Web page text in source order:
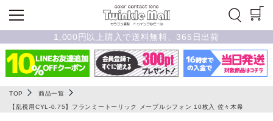
1,000円以上購入で送料無料、365日出荷
TOP
商品一覧
【乱視用CYL-0.75】フランミートーリック メープルシフォン 10枚入 佐々木希